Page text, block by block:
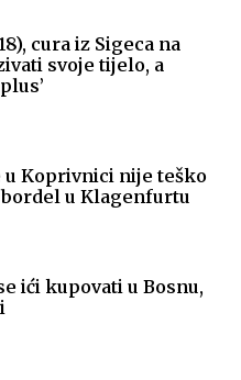
cura iz Sigeca na
svoje tijelo, a
Koprivnici nije teško
u Klagenfurtu
ići kupovati u Bosnu,